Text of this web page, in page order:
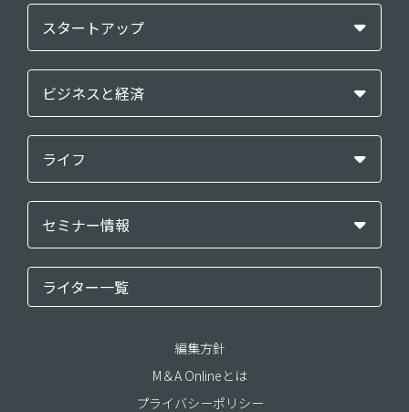
スタートアップ
ビジネスと経済
ライフ
セミナー情報
ライター一覧
編集方針
M＆A Onlineとは
プライバシーポリシー